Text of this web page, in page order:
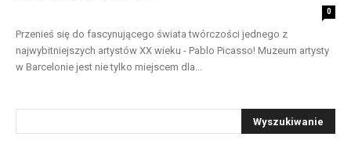
0
Przenieś się do fascynującego świata twórczości jednego z
najwybitniejszych artystów XX wieku - Pablo Picasso! Muzeum artysty
w Barcelonie jest nie tylko miejscem dla...